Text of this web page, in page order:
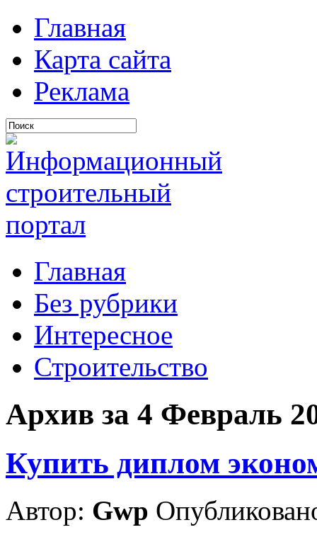
Главная
Карта сайта
Реклама
Главная
Без рубрики
Интересное
Строительство
Архив за 4 Февраль
Купить диплом
Автор: Gwp